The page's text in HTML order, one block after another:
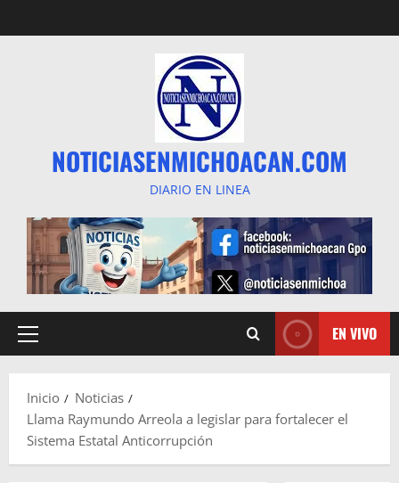
al
NOTICIASENMICHOACAN.COM
DIARIO EN LINEA
Menú
EN VIVO
Inicio
Noticias
Llama Raymundo Arreola a legislar para fortalecer el
Sistema Estatal Anticorrupción